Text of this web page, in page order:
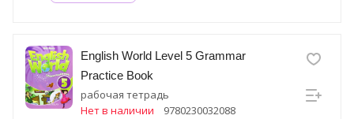
English World Level 5 Grammar
Practice Book
рабочая тетрадь
Нет в наличии
9780230032088